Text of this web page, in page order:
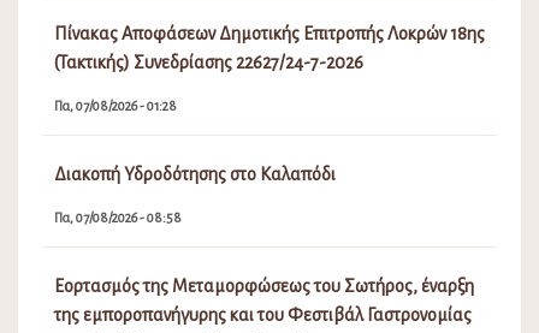
Πίνακας Αποφάσεων Δημοτικής Επιτροπής Λοκρών 18ης
(Τακτικής) Συνεδρίασης 22627/24-7-2026
Πα, 07/08/2026 - 01:28
Διακοπή Υδροδότησης στο Καλαπόδι
Πα, 07/08/2026 - 08:58
Εορτασμός της Μεταμορφώσεως του Σωτήρος, έναρξη
της εμποροπανήγυρης και του Φεστιβάλ Γαστρονομίας